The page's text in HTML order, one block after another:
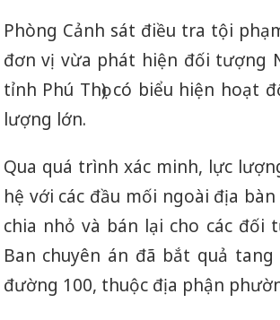
Phòng Cảnh sát điều tra tội
đơn vị vừa phát hiện đối tượng
tỉnh Phú Thọ) có biểu hiện hoạt
lượng lớn.
Qua quá trình xác minh, lực
hệ với các đầu mối ngoài địa
chia nhỏ và bán lại cho các đối
Ban chuyên án đã bắt quả
đường 100, thuộc địa phận